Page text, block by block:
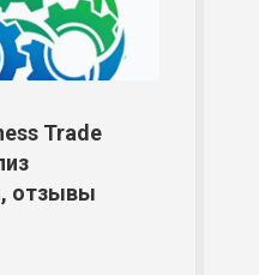
Trade
отзывы